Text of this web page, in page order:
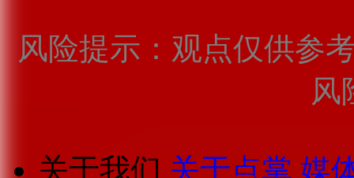
风险提示：观点仅供参
风
关于我们 关于点掌 媒